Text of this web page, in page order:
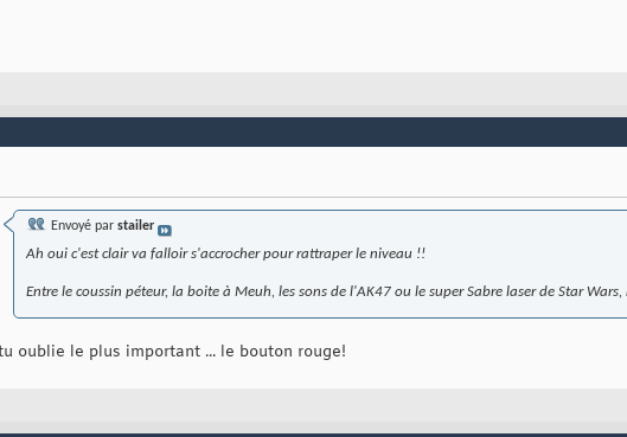
Envoyé par stailer
Ah oui c'est clair va falloir s'accrocher pour rattraper le niveau !!
Entre le coussin péteur, la boite à Meuh, les sons de l'AK47 ou le super Sabre laser de Star
oublie le plus important ... le bouton rouge!